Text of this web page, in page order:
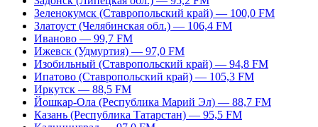
Зеленокумск (Ставропольский край) — 100,0 FM
Златоуст (Челябинская обл.) — 106,4 FM
Иваново — 99,7 FM
Ижевск (Удмуртия) — 97,0 FM
Изобильный (Ставропольский край) — 94,8 FM
Ипатово (Ставропольский край) — 105,3 FM
Иркутск — 88,5 FM
Йошкар-Ола (Республика Марий Эл) — 88,7 FM
Казань (Республика Татарстан) — 95,5 FM